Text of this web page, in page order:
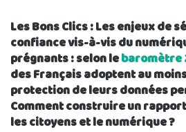
Les Bons Clics : Les enjeux de
confiance vis-à-vis du
prégnants : selon lebaromètre
des Français adoptent au
protection de leurs données
Comment construire un
les citoyens et le numérique ?